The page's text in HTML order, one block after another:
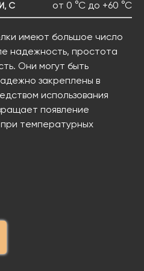
С от 0 °С до +60 °С
имеют большое число
надежность, простота
Они могут быть
закреплены в
использования
появление
температурных